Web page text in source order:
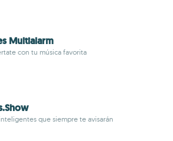
Multialarm
con tu música favorita
que siempre te avisarán